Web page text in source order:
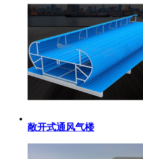
敞开式通风气楼